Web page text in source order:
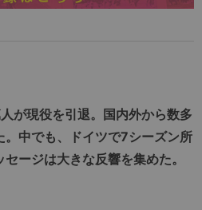
が現役を引退。国内外から数多
。中でも、ドイツで7シーズン所
ージは大きな反響を集めた。